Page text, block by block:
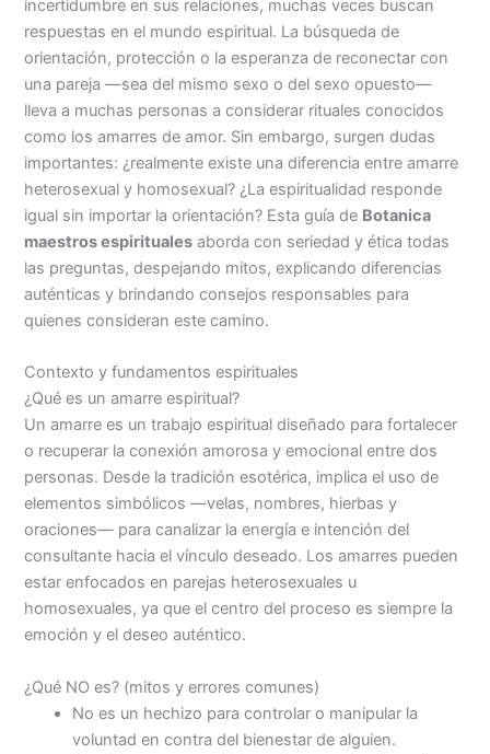
incertidumbre en sus relaciones, muchas veces buscan
respuestas en el mundo espiritual. La búsqueda de
orientación, protección o la esperanza de reconectar con
una pareja —sea del mismo sexo o del sexo opuesto—
lleva a muchas personas a considerar rituales conocidos
como los amarres de amor. Sin embargo, surgen dudas
importantes: ¿realmente existe una diferencia entre amarre
heterosexual y homosexual? ¿La espiritualidad responde
igual sin importar la orientación? Esta guía de Botanica
maestros espirituales aborda con seriedad y ética todas
las preguntas, despejando mitos, explicando diferencias
auténticas y brindando consejos responsables para
quienes consideran este camino.
Contexto y fundamentos espirituales
¿Qué es un amarre espiritual?
Un amarre es un trabajo espiritual diseñado para fortalecer
o recuperar la conexión amorosa y emocional entre dos
personas. Desde la tradición esotérica, implica el uso de
elementos simbólicos —velas, nombres, hierbas y
oraciones— para canalizar la energía e intención del
consultante hacia el vínculo deseado. Los amarres pueden
estar enfocados en parejas heterosexuales u
homosexuales, ya que el centro del proceso es siempre la
emoción y el deseo auténtico.
¿Qué NO es? (mitos y errores comunes)
No es un hechizo para controlar o manipular la
voluntad en contra del bienestar de alguien.